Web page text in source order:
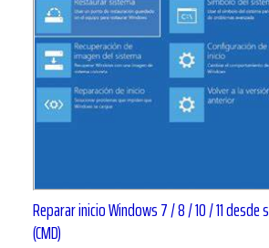
Reparar inicio Windows 7 / 8 / 10 / 11
(CMD)